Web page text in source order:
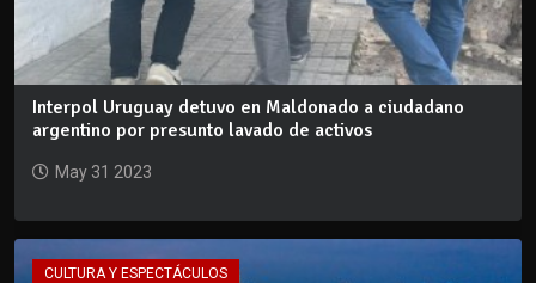
Interpol Uruguay detuvo en Maldonado a ciudadano
argentino por presunto lavado de activos
May 31 2023
CULTURA Y ESPECTÁCULOS